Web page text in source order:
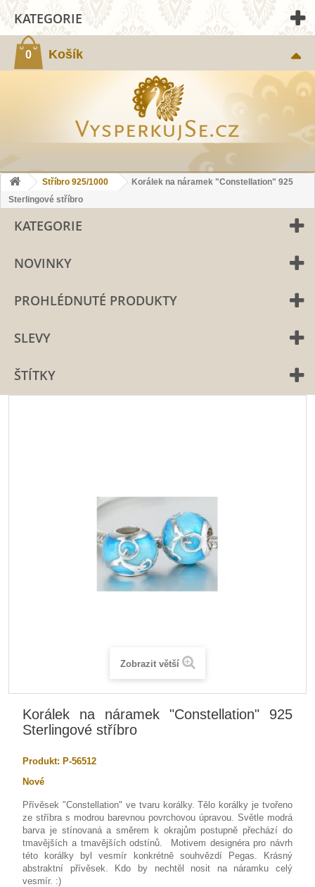
0 Košík
KATEGORIE
Stříbro 925/1000
Korálek na náramek "Constellation" 925
Sterlingové stříbro
KATEGORIE
NOVINKY
PROHLÉDNUTÉ PRODUKTY
SLEVY
ŠTÍTKY
Zobrazit větší
Korálek na náramek "Constellation" 925
Sterlingové stříbro
Produkt: P-56512
Nové
Přívěsek "Constellation" ve tvaru korálky. Tělo korálky je tvořeno
ze stříbra s modrou barevnou povrchovou úpravou. Světle modrá
barva je stínovaná a směrem k okrajům postupně přechází do
tmavějších a tmavějších odstínů. Motivem designéra pro návrh
této korálky byl vesmír konkrétně souhvězdí Pegas. Krásný
abstraktní přívěsek. Kdo by nechtěl nosit na náramku celý
vesmír. :)